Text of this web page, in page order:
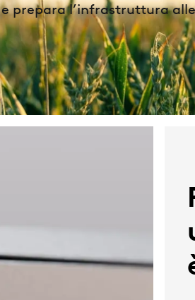
prepara l’infrastruttura